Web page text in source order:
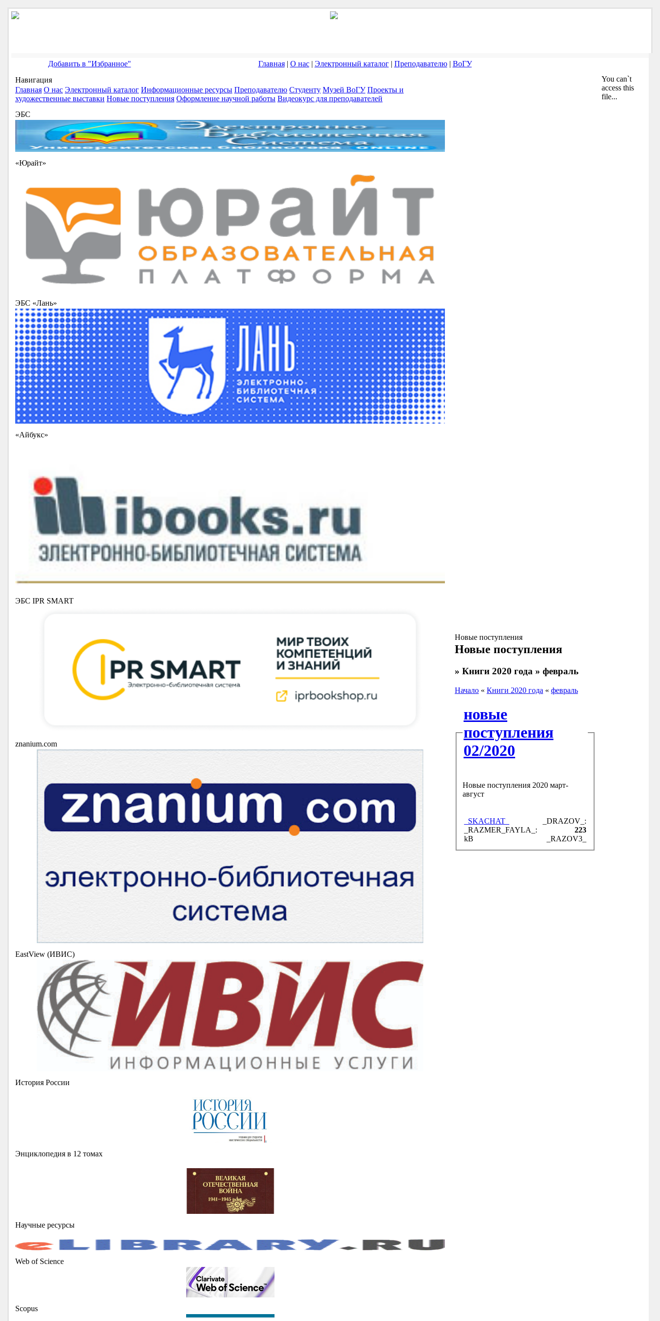
Добавить в "Избранное" Главная| О нас| Электронный каталог| Преподавателю| ВоГУ
Навигация
Главная О нас Электронный каталог Информационные ресурсы Преподавателю Студенту Музей ВоГУ Проекты и
художественные выставки Новые поступления Оформление научной работы Видеокурс для преподавателей
ЭБС
«Юрайт»
ЭБС «Лань»
«Айбукс»
ЭБС IPR SMART
znanium.com
EastView (ИВИС)
История России
Энциклопедия в 12 томах
Научные ресурсы
Web of Science
Scopus
Новые поступления
Новые поступления
» Книги 2020 года » февраль
Начало « Книги 2020 года « февраль
новые
поступления
02/2020
Новые поступления 2020 март-
август
_SKACHAT_
_RAZMER_FAYLA_:
kB
_DRAZOV_:
223
_RAZOV3_
You can`t
access this
file...